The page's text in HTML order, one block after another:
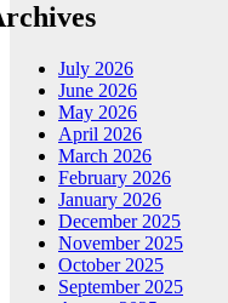
July 2026
June 2026
May 2026
April 2026
March 2026
February 2026
January 2026
December 2025
November 2025
October 2025
September 2025